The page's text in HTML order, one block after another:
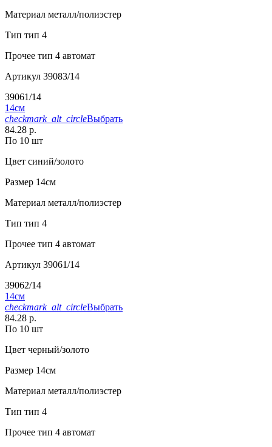
Материал металл/полиэстер
Тип тип 4
Прочее тип 4 автомат
Артикул 39083/14
39061/14
14см
checkmark_alt_circleВыбрать
84.28 р.
По 10 шт
Цвет синий/золото
Размер 14см
Материал металл/полиэстер
Тип тип 4
Прочее тип 4 автомат
Артикул 39061/14
39062/14
14см
checkmark_alt_circleВыбрать
84.28 р.
По 10 шт
Цвет черный/золото
Размер 14см
Материал металл/полиэстер
Тип тип 4
Прочее тип 4 автомат